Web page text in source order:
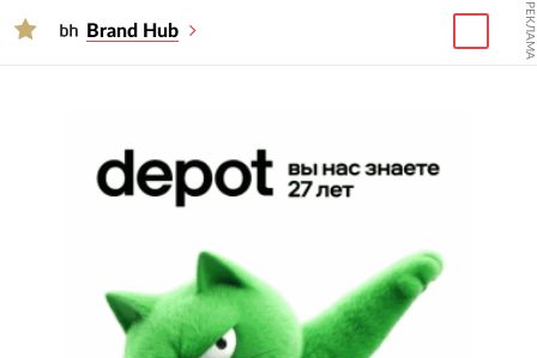
Brand Hub РЕКЛАМА